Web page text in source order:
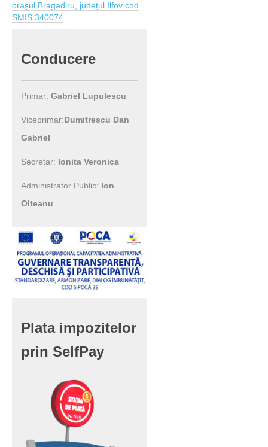
orașul Bragadiru, județul Ilfov cod
SMIS 340074
Conducere
Primar: Gabriel Lupulescu
Viceprimar:Dumitrescu Dan
Gabriel
Secretar: Ionita Veronica
Administrator Public: Ion
Olteanu
Plata impozitelor
prin SelfPay